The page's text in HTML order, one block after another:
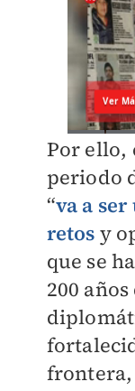
Por ello,
periodo
“va a
retos y
que se
200
frontera,